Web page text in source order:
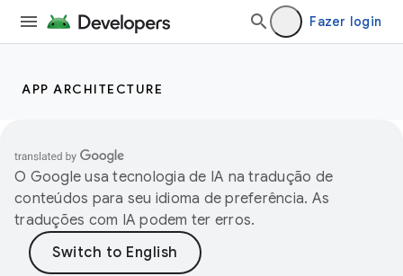
Fazer login
APP ARCHITECTURE
O Google usa tecnologia de IA na tradução de
conteúdos para seu idioma de preferência. As
traduções com IA podem ter erros.